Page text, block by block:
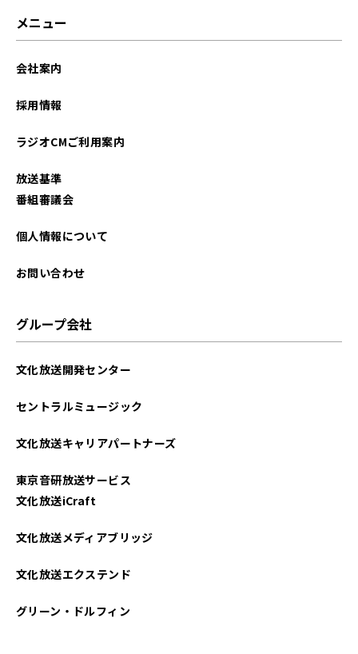
2023年03月
2022年12月
2022年07月
2022年06月
2022年05月
メニュー
会社案内
採用情報
ラジオCMご利用案内
放送基準
番組審議会
個人情報について
お問い合わせ
グループ会社
文化放送開発センター
セントラルミュージック
文化放送キャリアパートナーズ
東京音研放送サービス
文化放送iCraft
文化放送メディアブリッジ
文化放送エクステンド
グリーン・ドルフィン